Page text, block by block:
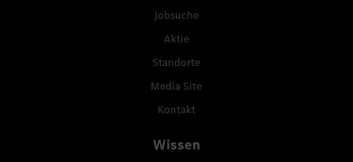
Jobsuche
Aktie
Standorte
Media Site
Kontakt
Wissen